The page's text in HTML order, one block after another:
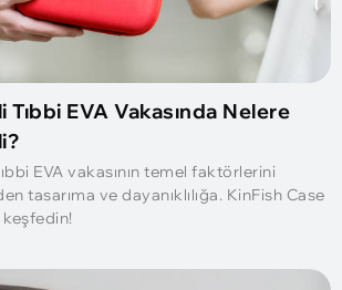
EVA Vakasında Nelere
EVA vakasının temel faktörlerini
tasarıma ve dayanıklılığa. KinFish Case